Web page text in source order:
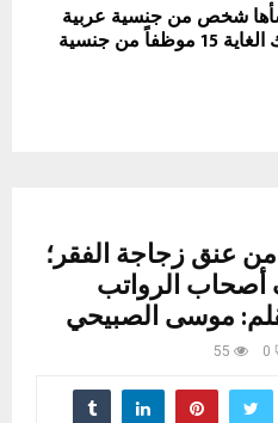
شخص من جنسية عربية
عبر شركة وهمية ووظّف لتلك الغاية 15 موظفاً من جنسية
عنق زجاجة الفقر؛
الرواتب
بقلم: موسى الصبيحي
0
55